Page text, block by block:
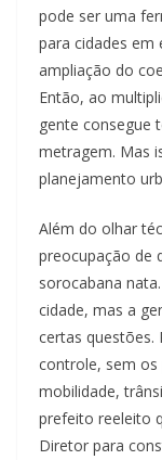
pode ser uma
para cidades em
ampliação do
Então, ao
gente consegue
metragem. Mas
planejamento
Além do olhar
preocupação de
sorocabana
cidade, mas a
certas questões.
controle, sem os
mobilidade,
prefeito reeleito
Diretor para